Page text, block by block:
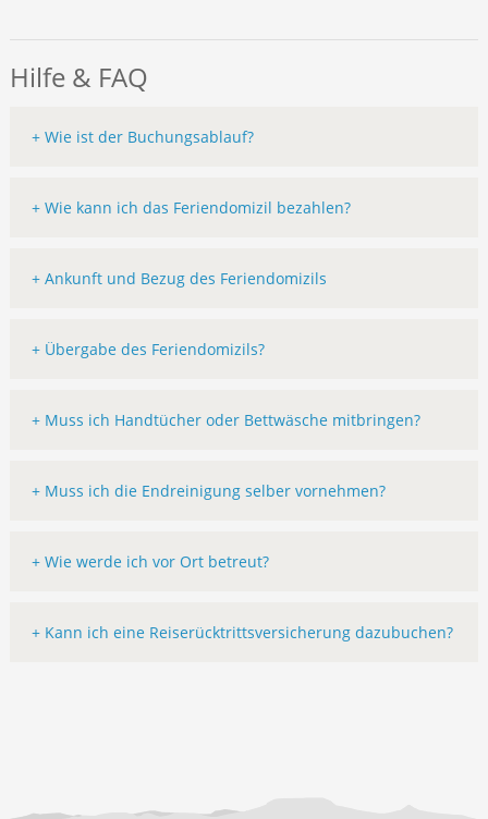
Hilfe & FAQ
+ Wie ist der Buchungsablauf?
+ Wie kann ich das Feriendomizil bezahlen?
+ Ankunft und Bezug des Feriendomizils
+ Übergabe des Feriendomizils?
+ Muss ich Handtücher oder Bettwäsche mitbringen?
+ Muss ich die Endreinigung selber vornehmen?
+ Wie werde ich vor Ort betreut?
+ Kann ich eine Reiserücktrittsversicherung dazubuchen?